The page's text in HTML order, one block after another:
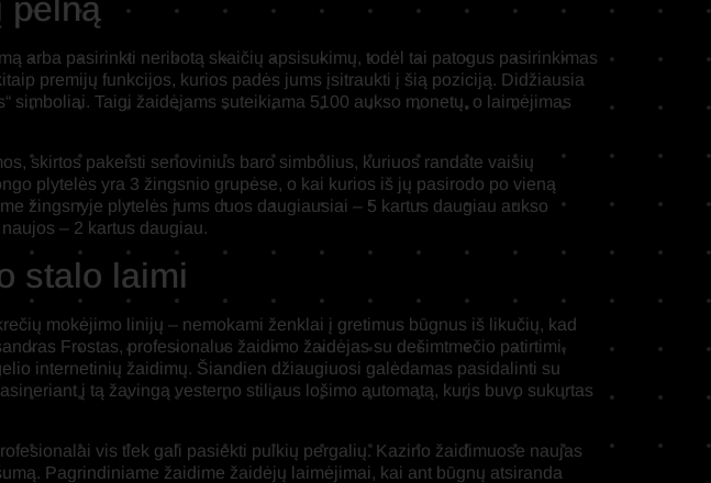
pelną
arba pasirinkti neribotą skaičių apsisukimų, todėl tai patogus pasirinkimas
premijų funkcijos, kurios padės jums įsitraukti į šią poziciją. Didžiausia
simboliai. Taigi žaidėjams suteikiama 5100 aukso monetų, o laimėjimas
skirtos pakeisti senovinius baro simbolius, kuriuos randate vaisių
plytelės yra 3 žingsnio grupėse, o kai kurios iš jų pasirodo po vieną
žingsnyje plytelės jums duos daugiausiai – 5 kartus daugiau aukso
– 2 kartus daugiau.
stalo laimi
mokėjimo linijų – nemokami ženklai į gretimus būgnus iš likučių, kad
Frostas, profesionalus žaidimo žaidėjas su dešimtmečio patirtimi,
internetinių žaidimų. Šiandien džiaugiuosi galėdamas pasidalinti su
į tą žavingą vesterno stiliaus lošimo automatą, kuris buvo sukurtas
vis tiek gali pasiekti puikių pergalių. Kazino žaidimuose naujas
Pagrindiniame žaidime žaidėjų laimėjimai, kai ant būgnų atsiranda